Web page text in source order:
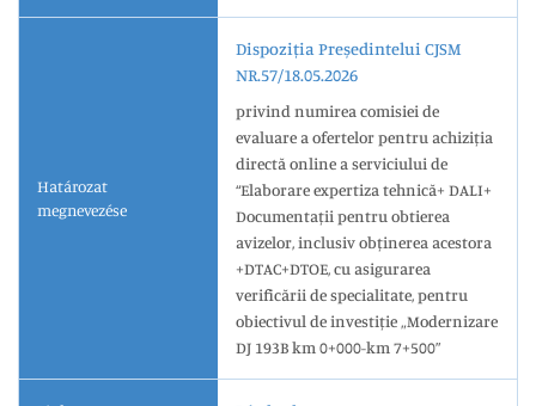
Határozat
megnevezése
Dispoziția Președintelui CJSM
NR.57/18.05.2026
privind numirea comisiei de
evaluare a ofertelor pentru achiziția
directă online a serviciului de
“Elaborare expertiza tehnică+ DALI+
Documentații pentru obtierea
avizelor, inclusiv obținerea acestora
+DTAC+DTOE, cu asigurarea
verificării de specialitate, pentru
obiectivul de investiție „Modernizare
DJ 193B km 0+000-km 7+500”